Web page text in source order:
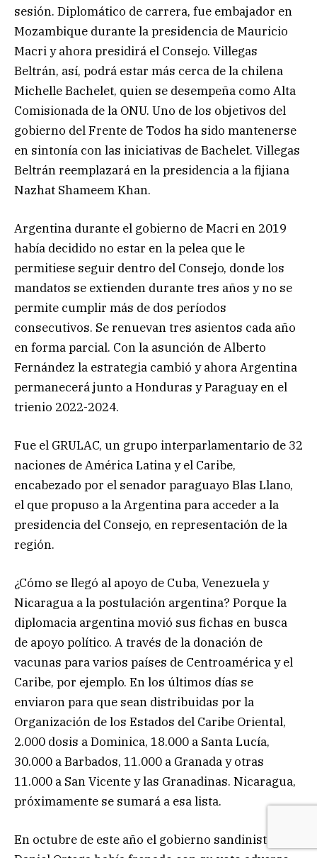
sesión. Diplomático de carrera, fue embajador en
Mozambique durante la presidencia de Mauricio
Macri y ahora presidirá el Consejo. Villegas
Beltrán, así, podrá estar más cerca de la chilena
Michelle Bachelet, quien se desempeña como Alta
Comisionada de la ONU. Uno de los objetivos del
gobierno del Frente de Todos ha sido mantenerse
en sintonía con las iniciativas de Bachelet. Villegas
Beltrán reemplazará en la presidencia a la fijiana
Nazhat Shameem Khan.
Argentina durante el gobierno de Macri en 2019
había decidido no estar en la pelea que le
permitiese seguir dentro del Consejo, donde los
mandatos se extienden durante tres años y no se
permite cumplir más de dos períodos
consecutivos. Se renuevan tres asientos cada año
en forma parcial. Con la asunción de Alberto
Fernández la estrategia cambió y ahora Argentina
permanecerá junto a Honduras y Paraguay en el
trienio 2022-2024.
Fue el GRULAC, un grupo interparlamentario de 32
naciones de América Latina y el Caribe,
encabezado por el senador paraguayo Blas Llano,
el que propuso a la Argentina para acceder a la
presidencia del Consejo, en representación de la
región.
¿Cómo se llegó al apoyo de Cuba, Venezuela y
Nicaragua a la postulación argentina? Porque la
diplomacia argentina movió sus fichas en busca
de apoyo político. A través de la donación de
vacunas para varios países de Centroamérica y el
Caribe, por ejemplo. En los últimos días se
enviaron para que sean distribuidas por la
Organización de los Estados del Caribe Oriental,
2.000 dosis a Dominica, 18.000 a Santa Lucía,
30.000 a Barbados, 11.000 a Granada y otras
11.000 a San Vicente y las Granadinas. Nicaragua,
próximamente se sumará a esa lista.
En octubre de este año el gobierno sandinista de